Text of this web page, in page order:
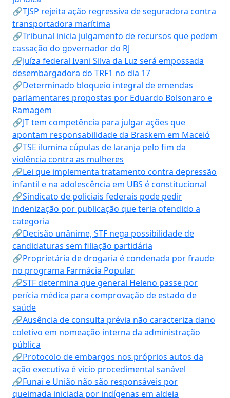
🔗TJSP rejeita ação regressiva de seguradora contra
transportadora marítima
🔗Tribunal inicia julgamento de recursos que pedem
cassação do governador do RJ
🔗Juíza federal Ivani Silva da Luz será empossada
desembargadora do TRF1 no dia 17
🔗Determinado bloqueio integral de emendas
parlamentares propostas por Eduardo Bolsonaro e
Ramagem
🔗JT tem competência para julgar ações que
apontam responsabilidade da Braskem em Maceió
🔗TSE ilumina cúpulas de laranja pelo fim da
violência contra as mulheres
🔗Lei que implementa tratamento contra depressão
infantil e na adolescência em UBS é constitucional
🔗Sindicato de policiais federais pode pedir
indenização por publicação que teria ofendido a
categoria
🔗Decisão unânime, STF nega possibilidade de
candidaturas sem filiação partidária
🔗Proprietária de drogaria é condenada por fraude
no programa Farmácia Popular
🔗STF determina que general Heleno passe por
perícia médica para comprovação de estado de
saúde
🔗Ausência de consulta prévia não caracteriza dano
coletivo em nomeação interna da administração
pública
🔗Protocolo de embargos nos próprios autos da
ação executiva é vício procedimental sanável
🔗Funai e União não são responsáveis por
queimada iniciada por indígenas em aldeia